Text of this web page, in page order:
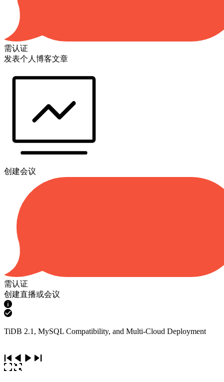
需认证
发表个人博客文章
创建会议
需认证
创建直播或会议
TiDB 2.1, MySQL Compatibility, and Multi-Cloud Deployment